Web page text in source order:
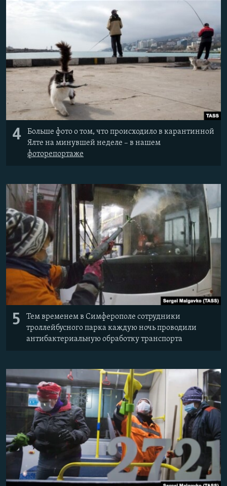
4
Больше фото о том, что происходило в карантинной
Ялте на минувшей неделе – в нашем
фоторепортаже
5
Тем временем в Симферополе сотрудники
троллейбусного парка каждую ночь проводили
антибактериальную обработку транспорта